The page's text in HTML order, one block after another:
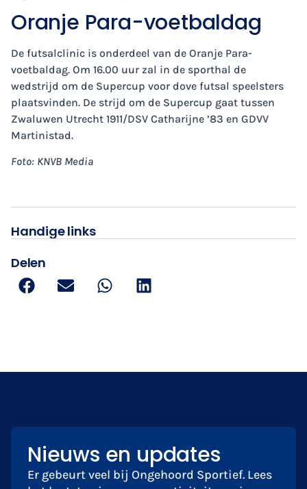
Handige links
Delen
Oranje Para-voetbaldag
De futsalclinic is onderdeel van de Oranje Para-
voetbaldag. Om 16.00 uur zal in de sporthal de
wedstrijd om de Supercup voor dove futsal speelsters
plaatsvinden. De strijd om de Supercup gaat tussen
Zwaluwen Utrecht 1911/DSV Catharijne ’83 en GDVV
Martinistad.
Foto: KNVB Media
Nieuws en updates
Er gebeurt veel bij Ongehoord Sportief. Lees